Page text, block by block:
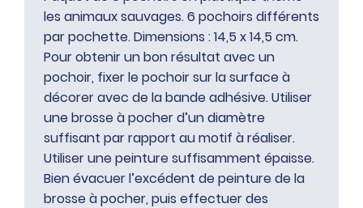
les animaux sauvages. 6 pochoirs différents
par pochette. Dimensions : 14,5 x 14,5 cm.
Pour obtenir un bon résultat avec un
pochoir, fixer le pochoir sur la surface à
décorer avec de la bande adhésive. Utiliser
une brosse à pocher d’un diamètre
suffisant par rapport au motif à réaliser.
Utiliser une peinture suffisamment épaisse.
Bien évacuer l’excédent de peinture de la
brosse à pocher, puis effectuer des